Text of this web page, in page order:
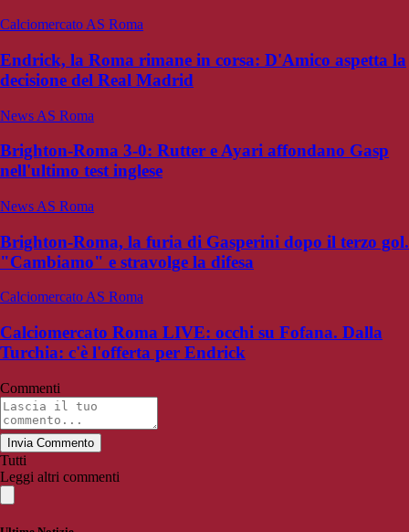
Calciomercato AS Roma
Endrick, la Roma rimane in corsa: D'Amico aspetta la
decisione del Real Madrid
News AS Roma
Brighton-Roma 3-0: Rutter e Ayari affondano Gasp
nell'ultimo test inglese
News AS Roma
Brighton-Roma, la furia di Gasperini dopo il terzo gol.
"Cambiamo" e stravolge la difesa
Calciomercato AS Roma
Calciomercato Roma LIVE: occhi su Fofana. Dalla
Turchia: c'è l'offerta per Endrick
Commenti
Invia Commento
Tutti
Leggi altri commenti